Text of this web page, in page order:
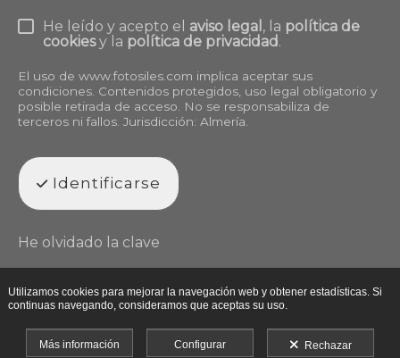
He leído y acepto el aviso legal , la política de
cookiesy la política de privacidad.
El uso de www.fotosiles.com implica aceptar sus
condiciones. Contenidos protegidos, uso legal obligatorio y
posible retirada de acceso. No se responsabiliza de
terceros ni fallos. Jurisdicción: Almería.
Identificarse
He olvidado la clave
Utilizamos cookies para mejorar la navegación web y obtener estadísticas. Si
continuas navegando, consideramos que aceptas su uso.
Más información Configurar Rechazar